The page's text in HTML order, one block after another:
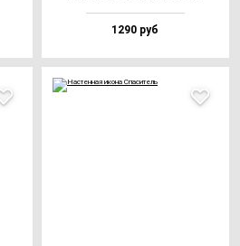
1290 руб